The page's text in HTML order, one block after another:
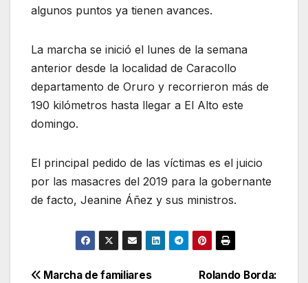
algunos puntos ya tienen avances.
La marcha se inició el lunes de la semana
anterior desde la localidad de Caracollo
departamento de Oruro y recorrieron más de
190 kilómetros hasta llegar a El Alto este
domingo.
El principal pedido de las víctimas es el juicio
por las masacres del 2019 para la gobernante
de facto, Jeanine Áñez y sus ministros.
Rolando Borda:
Marcha de familiares